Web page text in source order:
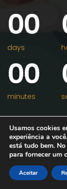
00
days
00
minutes
Usamos cookies
experiência a
está tudo bem.
para fornecer um
Aceitar